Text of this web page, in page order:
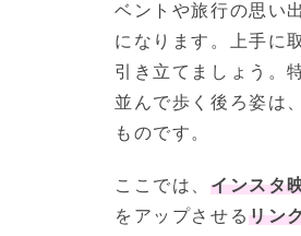
ベントや旅行の思い
になります。上手に
引き立てましょう。
並んで歩く後ろ姿は
ものです。
ここでは、 インスタ
をアップさせるリン